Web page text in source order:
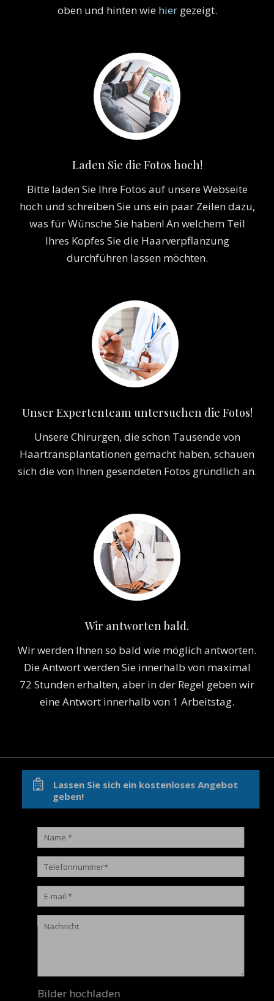
oben und hinten wie hiergezeigt.
Laden Sie die Fotos hoch!
Bitte laden Sie Ihre Fotos auf unsere Webseite
hoch und schreiben Sie uns ein paar Zeilen dazu,
was für Wünsche Sie haben! An welchem Teil
Ihres Kopfes Sie die Haarverpflanzung
durchführen lassen möchten.
Unser Expertenteam untersuchen die Fotos!
Unsere Chirurgen, die schon Tausende von
Haartransplantationen gemacht haben, schauen
sich die von Ihnen gesendeten Fotos gründlich an.
Wir antworten bald.
Wir werden Ihnen so bald wie möglich antworten.
Die Antwort werden Sie innerhalb von maximal
72 Stunden erhalten, aber in der Regel geben wir
eine Antwort innerhalb von 1 Arbeitstag.
Lassen Sie sich ein kostenloses Angebot
geben!
Bilder hochladen